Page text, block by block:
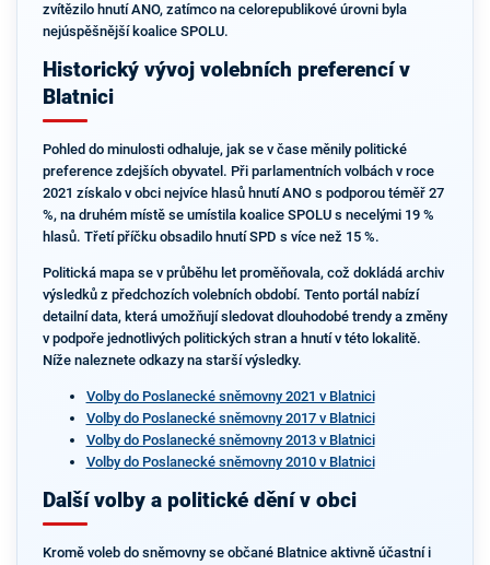
zvítězilo hnutí ANO, zatímco na celorepublikové úrovni byla
nejúspěšnější koalice SPOLU.
Historický vývoj volebních preferencí v
Blatnici
Pohled do minulosti odhaluje, jak se v čase měnily politické
preference zdejších obyvatel. Při parlamentních volbách v roce
2021 získalo v obci nejvíce hlasů hnutí ANO s podporou téměř 27
%, na druhém místě se umístila koalice SPOLU s necelými 19 %
hlasů. Třetí příčku obsadilo hnutí SPD s více než 15 %.
Politická mapa se v průběhu let proměňovala, což dokládá archiv
výsledků z předchozích volebních období. Tento portál nabízí
detailní data, která umožňují sledovat dlouhodobé trendy a změny
v podpoře jednotlivých politických stran a hnutí v této lokalitě.
Níže naleznete odkazy na starší výsledky.
Volby do Poslanecké sněmovny 2021 v Blatnici
Volby do Poslanecké sněmovny 2017 v Blatnici
Volby do Poslanecké sněmovny 2013 v Blatnici
Volby do Poslanecké sněmovny 2010 v Blatnici
Další volby a politické dění v obci
Kromě voleb do sněmovny se občané Blatnice aktivně účastní i